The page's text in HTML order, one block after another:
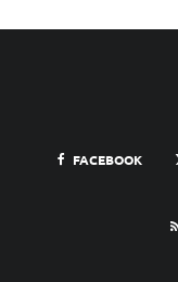
FACEBOOK